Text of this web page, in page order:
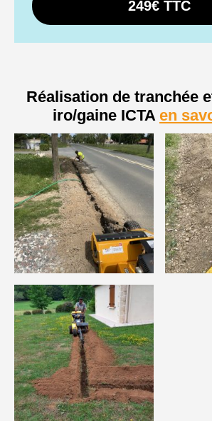
249€ TTC
Réalisation de tranchée
iro/gaine ICTA en